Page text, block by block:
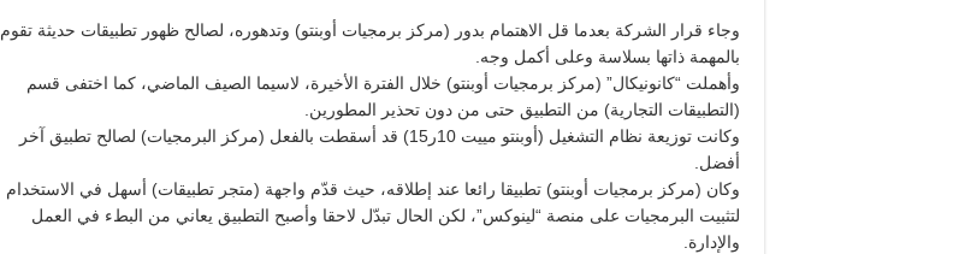
وجاء قرار الشركة بعدما قل الاهتمام بدور (مركز برمجيات أوبنتو) وتدهوره، لصالح ظهور تطبيقات حديثة تقوم
بالمهمة ذاتها بسلاسة وعلى أكمل وجه.
وأهملت “كانونيكال” (مركز برمجيات أوبنتو) خلال الفترة الأخيرة، لاسيما الصيف الماضي، كما اختفى قسم
(التطبيقات التجارية) من التطبيق حتى من دون تحذير المطورين.
وكانت توزيعة نظام التشغيل (أوبنتو مييت 10ر15) قد أسقطت بالفعل (مركز البرمجيات) لصالح تطبيق آخر
أفضل.
وكان (مركز برمجيات أوبنتو) تطبيقا رائعا عند إطلاقه، حيث قدّم واجهة (متجر تطبيقات) أسهل في الاستخدام
لتثبيت البرمجيات على منصة “لينوكس”، لكن الحال تبدّل لاحقا وأصبح التطبيق يعاني من البطء في العمل
والإدارة.